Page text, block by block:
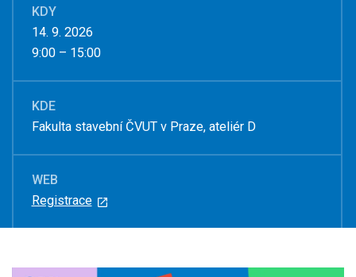
KDY
14. 9. 2026
9:00 – 15:00
KDE
Fakulta stavební ČVUT v Praze, ateliér D
WEB
Registrace